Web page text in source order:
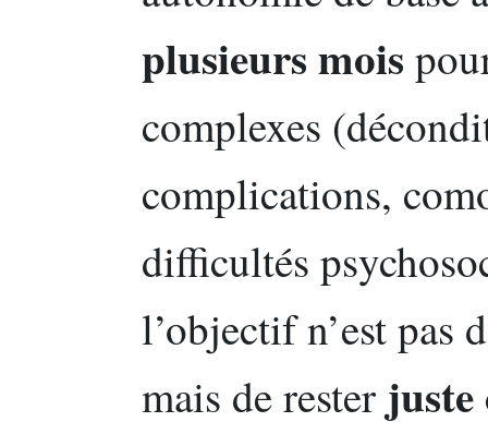
plusieurs mois
complexes
complications,
difficultés
l’objectif n’est pas
mais de rester juste